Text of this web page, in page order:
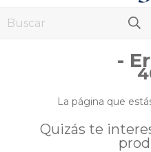
-
La página que
Quizás te